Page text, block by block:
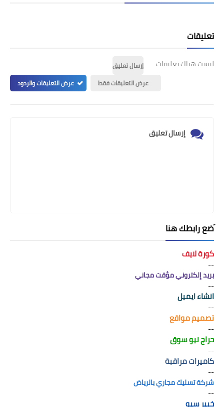
تعليقات
ليست هناك تعليقات
إرسال تعليق
عرض التعليقات فقط
عرض التعليقات والردود
إرسال تعليق
َضع رابطك هنا
كورة لايف
--
بريد إلكتروني مؤقت مجاني
--
انشاء ايميل
--
تصميم مواقع
--
حراج نيو سوق
--
كاميرات مراقبة
--
شركة تسليك مجاري بالرياض
--
خبير سيو